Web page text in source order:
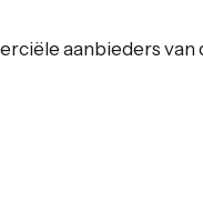
aanbieders